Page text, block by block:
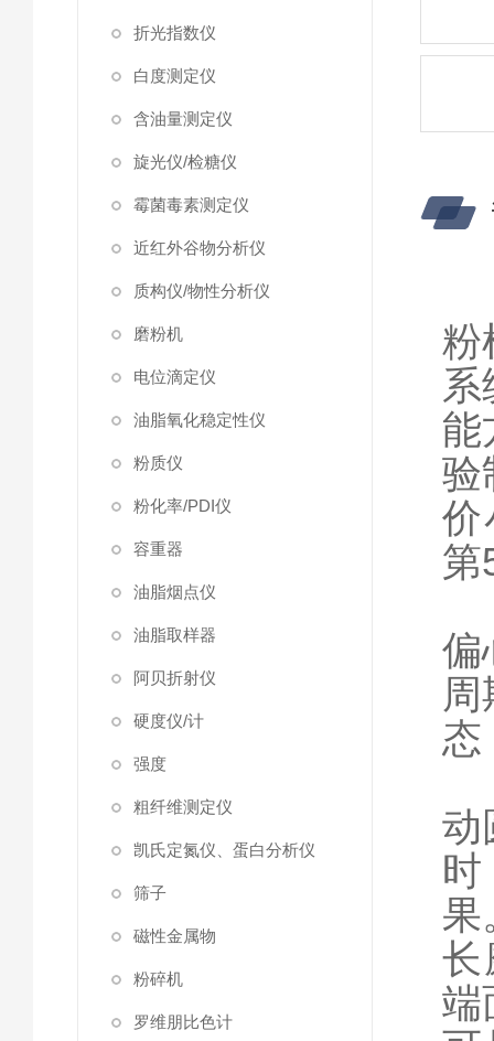
折光指数仪
白度测定仪
含油量测定仪
旋光仪/检糖仪
霉菌毒素测定仪
近红外谷物分析仪
质构仪/物性分析仪
磨粉机
电位滴定仪
油脂氧化稳定性仪
粉质仪
粉化率/PDI仪
容重器
油脂烟点仪
油脂取样器
阿贝折射仪
硬度仪/计
强度
粗纤维测定仪
凯氏定氮仪、蛋白分析仪
筛子
磁性金属物
粉碎机
罗维朋比色计
粉
能
验
价
第
偏
态
动
果
长
端